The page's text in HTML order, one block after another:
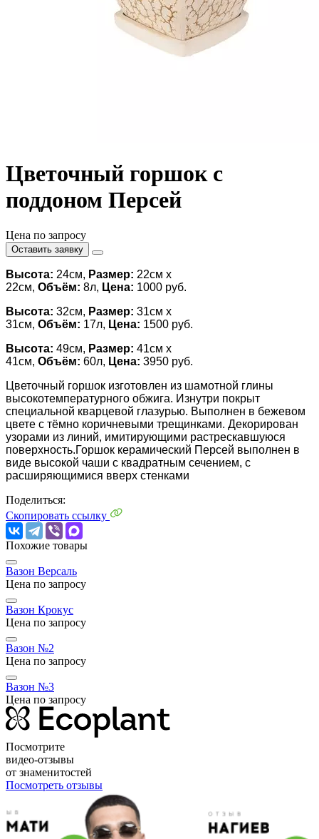
Цветочный горшок с
поддоном Персей
Цена по запросу
Оставить заявку
Высота: 24см, Размер: 22см х
22см, Объём: 8л, Цена: 1000 руб.
Высота: 32см, Размер: 31см х
31см, Объём: 17л, Цена: 1500 руб.
Высота: 49см, Размер: 41см х
41см, Объём: 60л, Цена: 3950 руб.
Цветочный горшок изготовлен из шамотной глины
высокотемпературного обжига. Изнутри покрыт
специальной кварцевой глазурью. Выполнен в бежевом
цвете с тёмно коричневыми трещинками. Декорирован
узорами из линий, имитирующими растрескавшуюся
поверхность.Горшок керамический Персей выполнен в
виде высокой чаши с квадратным сечением, с
расширяющимися вверх стенками
Поделиться:
Скопировать ссылку
Похожие товары
Вазон Версаль
Цена по запросу
Вазон Крокус
Цена по запросу
Вазон №2
Цена по запросу
Вазон №3
Цена по запросу
Посмотрите
видео-отзывы
от знаменитостей
Посмотреть отзывы